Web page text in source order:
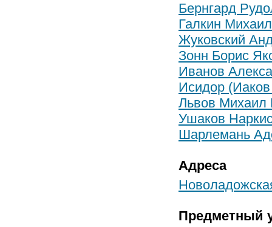
Бернгард
Галкин
Жуковский
Зонн Борис
Иванов
Исидор
Львов Михаил
Ушаков
Шарлемань
Адреса
Предметный